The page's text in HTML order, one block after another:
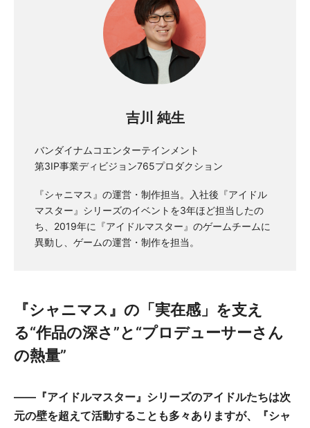
吉川 純生
バンダイナムコエンターテインメント
第3IP事業ディビジョン765プロダクション
『シャニマス』の運営・制作担当。入社後『アイドル
マスター』シリーズのイベントを3年ほど担当したの
ち、2019年に『アイドルマスター』のゲームチームに
異動し、ゲームの運営・制作を担当。
『シャニマス』の「実在感」を支え
る“作品の深さ”と“プロデューサーさん
の熱量”
――『アイドルマスター』シリーズのアイドルたちは次
元の壁を超えて活動することも多々ありますが、『シャ